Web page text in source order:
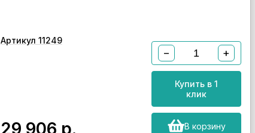
Артикул 11249
29 906 р.
− +
Купить в 1
клик
В корзину